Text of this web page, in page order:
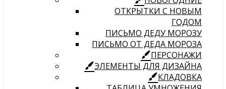
ОТКРЫТКИ С НОВЫМ
ГОДОМ
ПИСЬМО ДЕДУ МОРОЗУ
ПИСЬМО ОТ ДЕДА МОРОЗА
ПЕРСОНАЖИ
ЭЛЕМЕНТЫ ДЛЯ ДИЗАЙНА
КЛАДОВКА